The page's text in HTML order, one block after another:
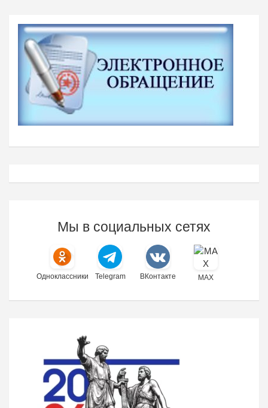
Мы в социальных сетях
Одноклассники Telegram ВКонтакте MAX